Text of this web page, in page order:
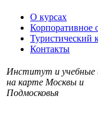
О курсах
Корпоративное
Туристический
Контакты
Институт и учебные
на карте Москвы и
Подмосковья